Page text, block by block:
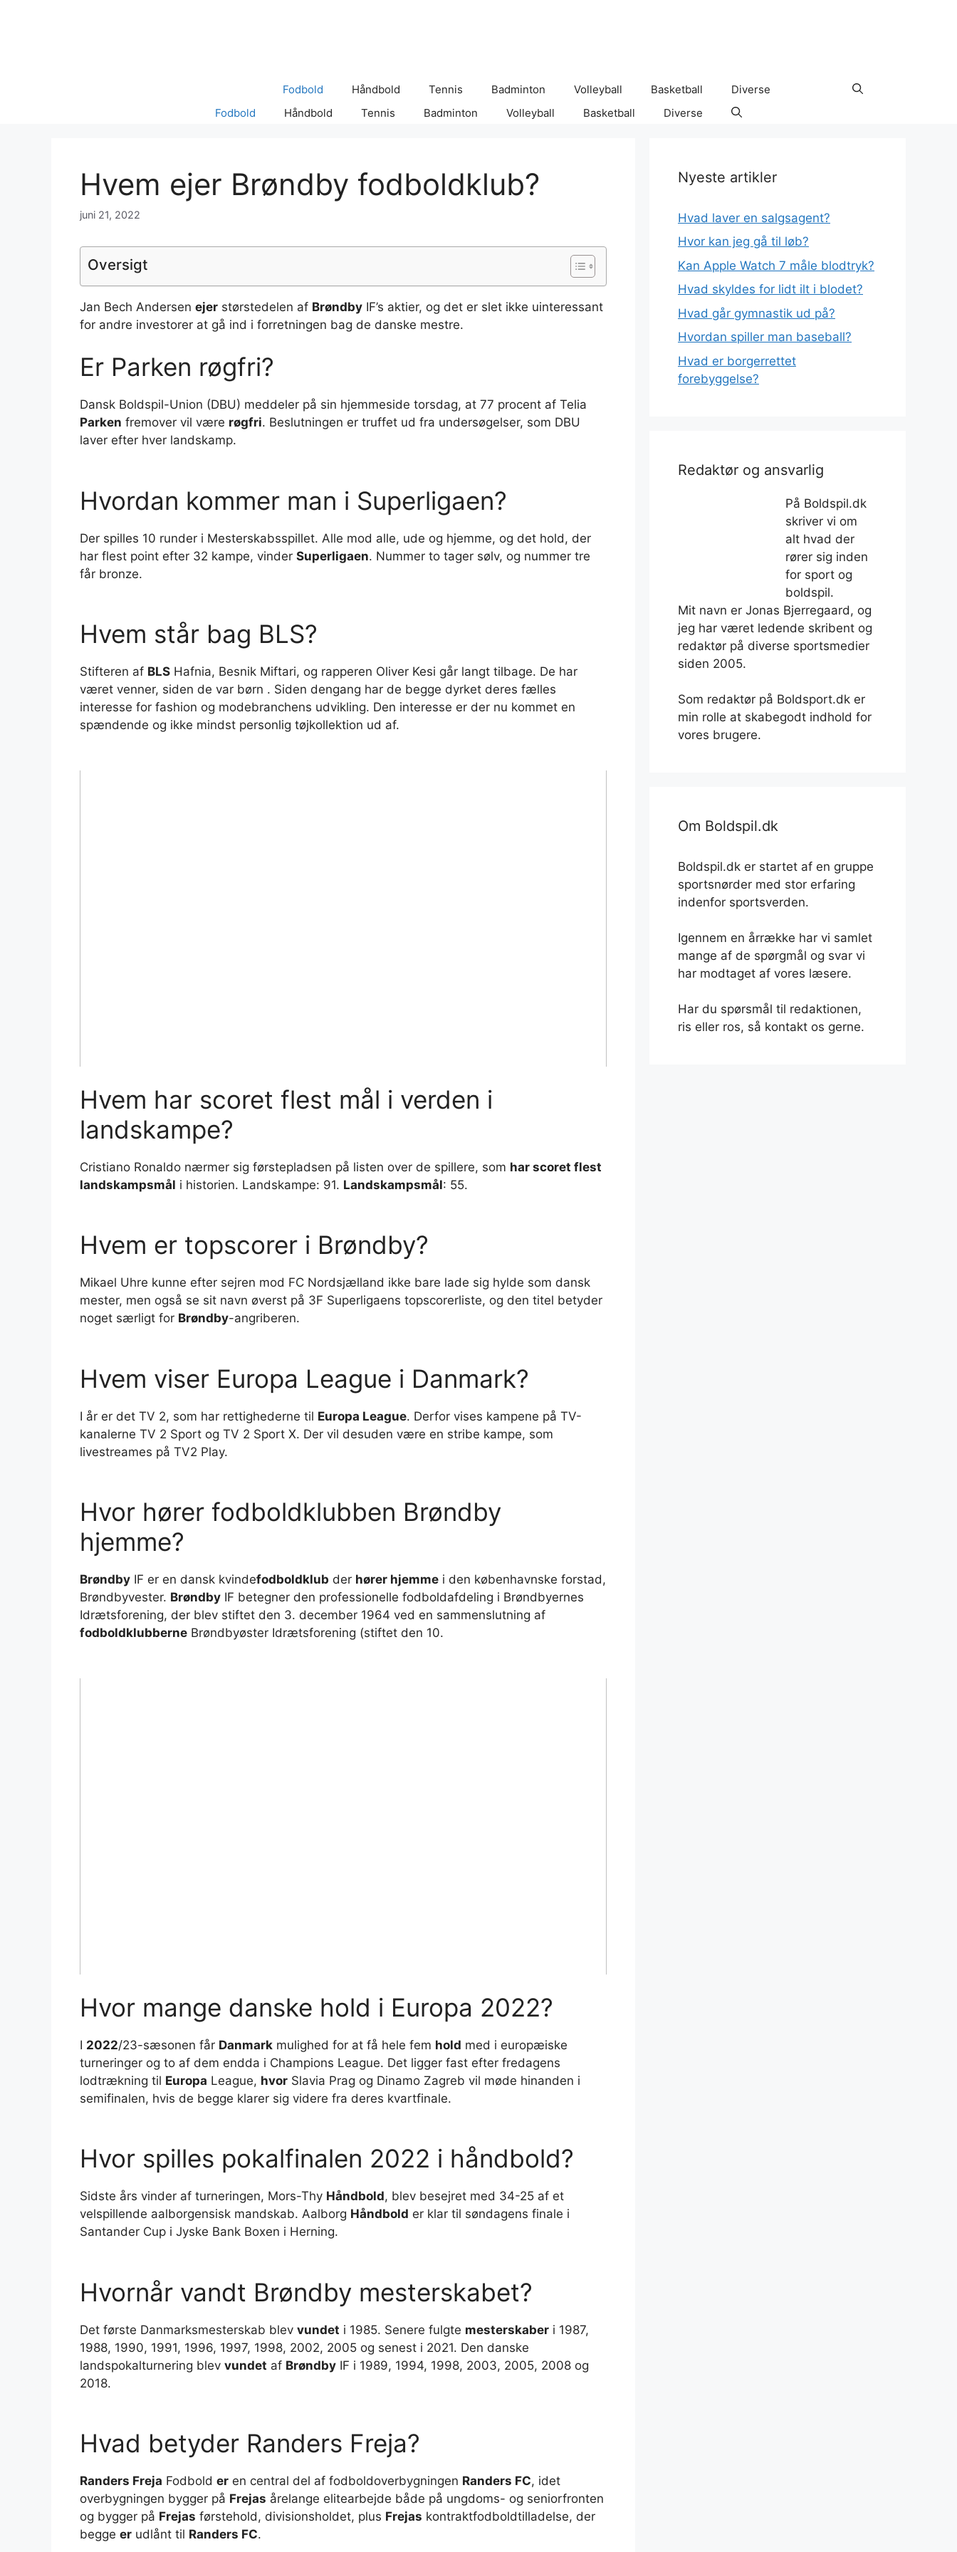
Fodbold Håndbold Tennis Badminton Volleyball Basketball
Diverse
Fodbold
Håndbold Tennis Badminton Volleyball Basketball Diverse
Hvem ejer Brøndby fodboldklub?
juni 21, 2022
Oversigt
Jan Bech Andersen ejer størstedelen af Brøndby IF’s aktier, og det er slet ikke uinteressant
for andre investorer at gå ind i forretningen bag de danske mestre.
Er Parken røgfri?
Dansk Boldspil-Union (DBU) meddeler på sin hjemmeside torsdag, at 77 procent af Telia
Parken fremover vil være røgfri. Beslutningen er truffet ud fra undersøgelser, som DBU
laver efter hver landskamp.
Hvordan kommer man i Superligaen?
Der spilles 10 runder i Mesterskabsspillet. Alle mod alle, ude og hjemme, og det hold, der
har flest point efter 32 kampe, vinder Superligaen. Nummer to tager sølv, og nummer tre
får bronze.
Hvem står bag BLS?
Stifteren af BLS Hafnia, Besnik Miftari, og rapperen Oliver Kesi går langt tilbage. De har
været venner, siden de var børn . Siden dengang har de begge dyrket deres fælles
interesse for fashion og modebranchens udvikling. Den interesse er der nu kommet en
spændende og ikke mindst personlig tøjkollektion ud af.
Hvem har scoret flest mål i verden i
landskampe?
Cristiano Ronaldo nærmer sig førstepladsen på listen over de spillere, som har scoret flest
landskampsmål i historien. Landskampe: 91. Landskampsmål: 55.
Hvem er topscorer i Brøndby?
Mikael Uhre kunne efter sejren mod FC Nordsjælland ikke bare lade sig hylde som dansk
mester, men også se sit navn øverst på 3F Superligaens topscorerliste, og den titel betyder
noget særligt for Brøndby-angriberen.
Hvem viser Europa League i Danmark?
I år er det TV 2, som har rettighederne til Europa League. Derfor vises kampene på TV-
kanalerne TV 2 Sport og TV 2 Sport X. Der vil desuden være en stribe kampe, som
livestreames på TV2 Play.
Hvor hører fodboldklubben Brøndby
hjemme?
Brøndby IF er en dansk kvindefodboldklub der hører hjemme i den københavnske forstad,
Brøndbyvester. Brøndby IF betegner den professionelle fodboldafdeling i Brøndbyernes
Idrætsforening, der blev stiftet den 3. december 1964 ved en sammenslutning af
fodboldklubberne Brøndbyøster Idrætsforening (stiftet den 10.
Hvor mange danske hold i Europa 2022?
I 2022/23-sæsonen får Danmark mulighed for at få hele fem hold med i europæiske
turneringer og to af dem endda i Champions League. Det ligger fast efter fredagens
lodtrækning til Europa League, hvor Slavia Prag og Dinamo Zagreb vil møde hinanden i
semifinalen, hvis de begge klarer sig videre fra deres kvartfinale.
Hvor spilles pokalfinalen 2022 i håndbold?
Sidste års vinder af turneringen, Mors-Thy Håndbold, blev besejret med 34-25 af et
velspillende aalborgensisk mandskab. Aalborg Håndbold er klar til søndagens finale i
Santander Cup i Jyske Bank Boxen i Herning.
Hvornår vandt Brøndby mesterskabet?
Det første Danmarksmesterskab blev vundet i 1985. Senere fulgte mesterskaber i 1987,
1988, 1990, 1991, 1996, 1997, 1998, 2002, 2005 og senest i 2021. Den danske
landspokalturnering blev vundet af Brøndby IF i 1989, 1994, 1998, 2003, 2005, 2008 og
2018.
Hvad betyder Randers Freja?
Randers Freja Fodbold er en central del af fodboldoverbygningen Randers FC, idet
overbygningen bygger på Frejas årelange elitearbejde både på ungdoms- og seniorfronten
og bygger på Frejas førstehold, divisionsholdet, plus Frejas kontraktfodboldtilladelse, der
begge er udlånt til Randers FC.
Nyeste artikler
Hvad laver en salgsagent?
Hvor kan jeg gå til løb?
Kan Apple Watch 7 måle blodtryk?
Hvad skyldes for lidt ilt i blodet?
Hvad går gymnastik ud på?
Hvordan spiller man baseball?
Hvad er borgerrettet
forebyggelse?
Redaktør og ansvarlig
På Boldspil.dk
skriver vi om
alt hvad der
rører sig inden
for sport og
boldspil.
Mit navn er Jonas Bjerregaard, og
jeg har været ledende skribent og
redaktør på diverse sportsmedier
siden 2005.
Som redaktør på Boldsport.dk er
min rolle at skabegodt indhold for
vores brugere.
Om Boldspil.dk
Boldspil.dk er startet af en gruppe
sportsnørder med stor erfaring
indenfor sportsverden.
Igennem en årrække har vi samlet
mange af de spørgmål og svar vi
har modtaget af vores læsere.
Har du spørsmål til redaktionen,
ris eller ros, så kontakt os gerne.